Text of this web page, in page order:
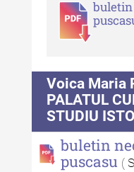
culturală II
Indexul
Acta Pangratia
Acta
Acta
Acta
buletin
Voica Maria
PALATUL
STUDIU
buletin
puscasu (